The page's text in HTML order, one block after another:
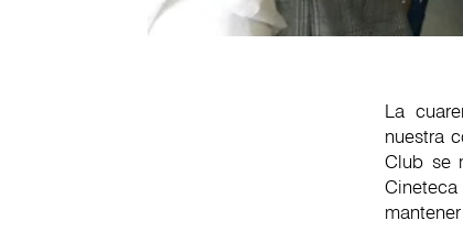
La
nuestra
Club se